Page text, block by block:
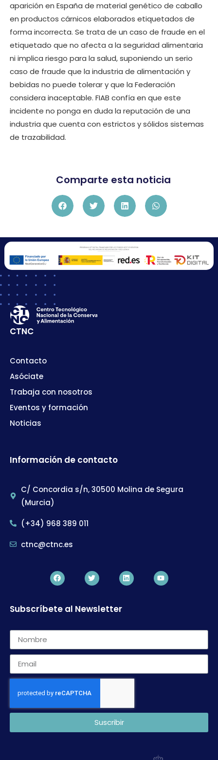
aparición en España de material genético de caballo
en productos cárnicos elaborados etiquetados de
forma incorrecta. Se trata de un caso de fraude en el
etiquetado que no afecta a la seguridad alimentaria
ni implica riesgo para la salud, suponiendo un serio
caso de fraude que la industria de alimentación y
bebidas no puede tolerar y que la Federación
considera inaceptable. FIAB confía en que este
incidente no ponga en duda la reputación de una
industria que cuenta con estrictos y sólidos sistemas
de trazabilidad.
Comparte esta noticia
CTNC
Contacto
Asóciate
Trabaja con nosotros
Eventos y formación
Noticias
Información de contacto
C/ Concordia s/n, 30500 Molina de Segura
(Murcia)
(+34) 968 389 011
ctnc@ctnc.es
Subscríbete al Newsletter
Suscribir